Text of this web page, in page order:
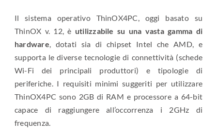
Il sistema operativo ThinOX4PC, oggi basato su
ThinOX v. 12, è utilizzabile su una vasta gamma di
hardware, dotati sia di chipset Intel che AMD, e
supporta le diverse tecnologie di connettività (schede
Wi-Fi dei principali produttori) e tipologie di
periferiche. I requisiti minimi suggeriti per utilizzare
ThinOX4PC sono 2GB di RAM e processore a 64-bit
capace di raggiungere all’occorrenza i 2GHz di
frequenza.